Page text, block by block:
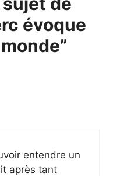
évoque
entendre un
après tant